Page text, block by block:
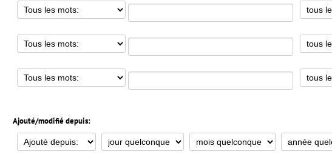
Ajouté/modifié depuis: